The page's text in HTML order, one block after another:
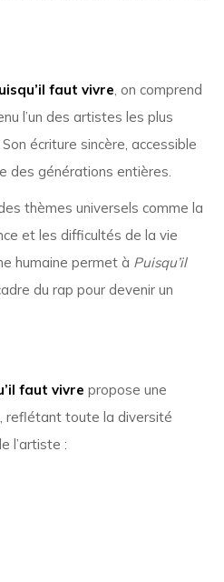
faut vivre, on comprend
l’un des artistes les plus
écriture sincère, accessible
des générations entières.
thèmes universels comme la
et les difficultés de la vie
humaine permet à Puisqu’il
du rap pour devenir un
faut vivre propose une
reflétant toute la diversité
l’artiste :